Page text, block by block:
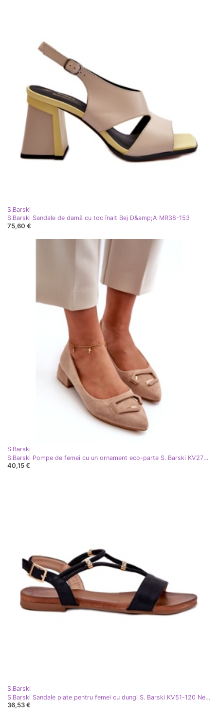
S.Barski
S.Barski Sandale de damă cu toc înalt Bej D&amp;A MR38-153
75,60 €
S.Barski
S.Barski Pompe de femei cu un ornament eco-parte S. Barski KV27-034 Bej
40,15 €
S.Barski
S.Barski Sandale plate pentru femei cu dungi S. Barski KV51-120 Negru
36,53 €